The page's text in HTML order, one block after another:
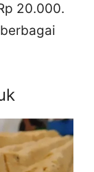
20.000.